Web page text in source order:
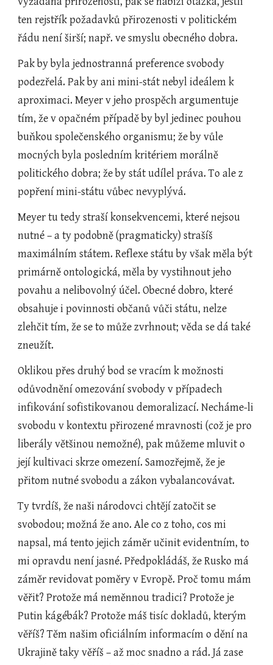
ten rejstřík požadavků přirozenosti v politickém
řádu není širší; např. ve smyslu obecného dobra.
Pak by byla jednostranná preference svobody
podezřelá. Pak by ani mini-stát nebyl ideálem k
aproximaci. Meyer v jeho prospěch argumentuje
tím, že v opačném případě by byl jedinec pouhou
buňkou společenského organismu; že by vůle
mocných byla posledním kritériem morálně
politického dobra; že by stát udílel práva. To ale z
popření mini-státu vůbec nevyplývá.
Meyer tu tedy straší konsekvencemi, které nejsou
nutné – a ty podobně (pragmaticky) strašíš
maximálním státem. Reflexe státu by však měla být
primárně ontologická, měla by vystihnout jeho
povahu a nelibovolný účel. Obecné dobro, které
obsahuje i povinnosti občanů vůči státu, nelze
zlehčit tím, že se to může zvrhnout; věda se dá také
zneužít.
Oklikou přes druhý bod se vracím k možnosti
odůvodnění omezování svobody v případech
infikování sofistikovanou demoralizací. Necháme-li
svobodu v kontextu přirozené mravnosti (což je pro
liberály většinou nemožné), pak můžeme mluvit o
její kultivaci skrze omezení. Samozřejmě, že je
přitom nutné svobodu a zákon vybalancovávat.
Ty tvrdíš, že naši národovci chtějí zatočit se
svobodou; možná že ano. Ale co z toho, cos mi
napsal, má tento jejich záměr učinit evidentním, to
mi opravdu není jasné. Předpokládáš, že Rusko má
záměr revidovat poměry v Evropě. Proč tomu mám
věřit? Protože má neměnnou tradici? Protože je
Putin kágébák? Protože máš tisíc dokladů, kterým
věříš? Těm našim oficiálním informacím o dění na
Ukrajině taky věříš – až moc snadno a rád. Já zase